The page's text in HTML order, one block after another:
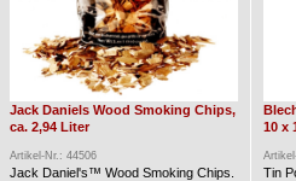
Jack Daniels Wood Smoking Chips,
ca. 2,94 Liter
Artikel-Nr.: 44506
Jack Daniel's™ Wood Smoking Chips.
10 x
Tin